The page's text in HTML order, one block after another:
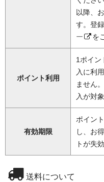
以降、
す。登
ー
を
ポイント利用
1ポイン
入に利
ません
入が対
有効期限
ポイン
し、お
トが失
送料について